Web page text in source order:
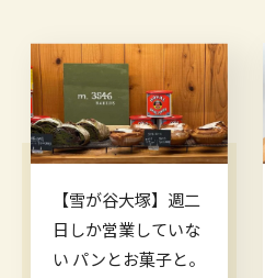
【雪が谷大塚】週二
日しか営業していな
い パンとお菓子と。